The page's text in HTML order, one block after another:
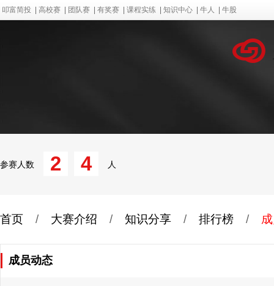
叩富简投 高校赛 团队赛 有奖赛 课程实练 知识中心 牛人 牛股
参赛人数 2 4 人
首页 / 大赛介绍 / 知识分享 / 排行榜 /
成员动态